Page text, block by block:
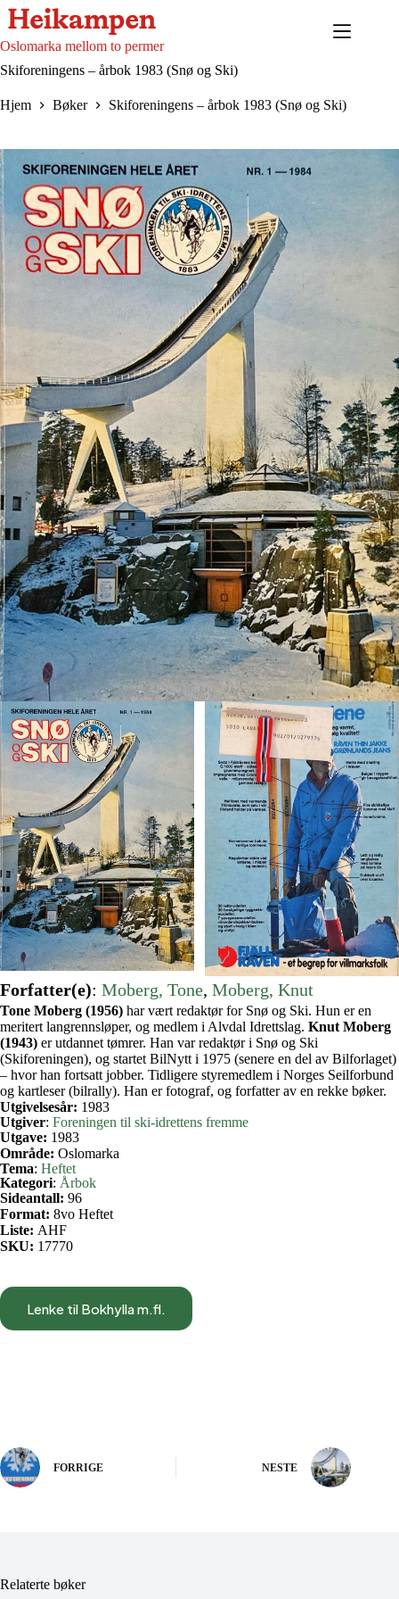
Hopp
til
innholdet
Oslomarka mellom to permer
Skiforeningens – årbok 1983 (Snø og Ski)
Hjem Bøker Skiforeningens – årbok 1983 (Snø og Ski)
Forfatter(e): Moberg, Tone, Moberg, Knut
Tone Moberg (1956) har vært redaktør for Snø og Ski. Hun er en
meritert langrennsløper, og medlem i Alvdal Idrettslag. Knut Moberg
(1943) er utdannet tømrer. Han var redaktør i Snø og Ski
(Skiforeningen), og startet BilNytt i 1975 (senere en del av Bilforlaget)
– hvor han fortsatt jobber. Tidligere styremedlem i Norges Seilforbund
og kartleser (bilrally). Han er fotograf, og forfatter av en rekke bøker.
Utgivelsesår: 1983
Utgiver: Foreningen til ski-idrettens fremme
Utgave: 1983
Område: Oslomarka
Tema: Heftet
Kategori: Årbok
Sideantall: 96
Format: 8vo Heftet
Liste: AHF
SKU: 17770
Lenke til Bokhylla m.fl.
FORRIGE NESTE
Relaterte bøker